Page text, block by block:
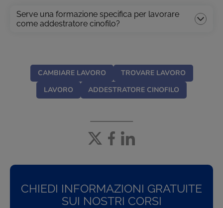
Serve una formazione specifica per lavorare
come addestratore cinofilo?
CAMBIARE LAVORO
TROVARE LAVORO
LAVORO
ADDESTRATORE CINOFILO
CHIEDI INFORMAZIONI GRATUITE
SUI NOSTRI CORSI